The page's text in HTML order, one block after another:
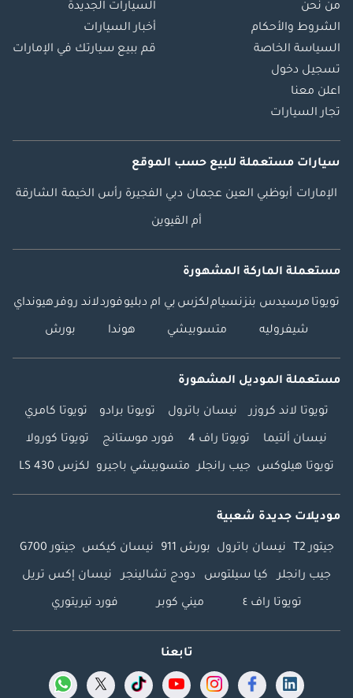
من نحن
الشروط والأحكام
السياسة الخاصة
تسجيل دخول
اعلن معنا
تجار السيارات
السيارات الجديدة
أخبار السيارات
قم ببيع سيارتك في الإمارات
سيارات مستعملة للبيع حسب الموقع
الإمارات أبوظبي العين عجمان دبي الفجيرة رأس الخيمة الشارقة
أم القيوين
مستعملة الماركة المشهورة
تويوتا مرسيدس بنزنسياملكزس بي ام دبليوفوردلاند روفرهيونداي
شيفروليه متسوبيشي هوندا بورش
مستعملة الموديل المشهورة
تويوتا لاند كروزر نيسان باترول تويوتا برادو تويوتا كامري
نيسان ألتيما تويوتا راف 4 فورد موستانج تويوتا كورولا
تويوتا هيلوكس جيب رانجلر متسوبيشي باجيرو لكزس LS 430
موديلات جديدة شعبية
جيتور T2 نيسان باترول بورش 911 نيسان كيكس جيتور G700
جيب رانجلر كيا سيلتوس دودج تشالينجر نيسان إكس تريل
تويوتا راف ٤ ميني كوبر فورد تيريتوري
تابعنا